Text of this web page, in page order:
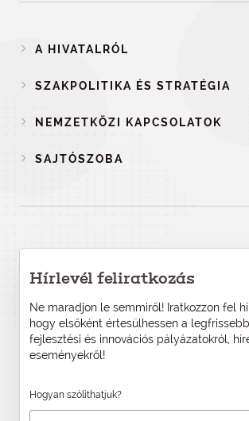
A HIVATALRÓL
SZAKPOLITIKA ÉS STRATÉGIA
NEMZETKÖZI KAPCSOLATOK
SAJTÓSZOBA
Hírlevél feliratkozás
Ne maradjon le semmiről! Iratkozzon fel
hogy elsőként értesülhessen a
fejlesztési és innovációs pályázatokról,
eseményekről!
Hogyan szólíthatjuk?